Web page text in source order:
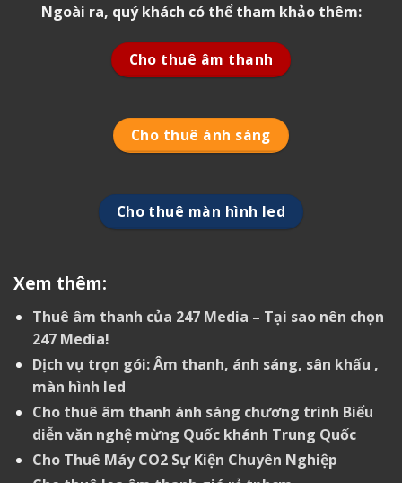
Ngoài ra, quý khách có thể tham khảo thêm:
Cho thuê âm thanh
Cho thuê ánh sáng
Cho thuê màn hình led
Xem thêm:
Thuê âm thanh của 247 Media – Tại sao nên chọn
247 Media!
Dịch vụ trọn gói: Âm thanh, ánh sáng, sân khấu ,
màn hình led
Cho thuê âm thanh ánh sáng chương trình Biểu
diễn văn nghệ mừng Quốc khánh Trung Quốc
Cho Thuê Máy CO2 Sự Kiện Chuyên Nghiệp